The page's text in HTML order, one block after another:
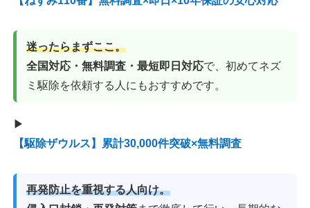
迷ったらまずここ。
全国対応・無料調査・最短即日対応で、初めてネズ
ミ駆除を依頼する人にもおすすめです。
▶
【駆除ザウルス】累計30,000件突破×無料調査
再発防止を重視する人向け。